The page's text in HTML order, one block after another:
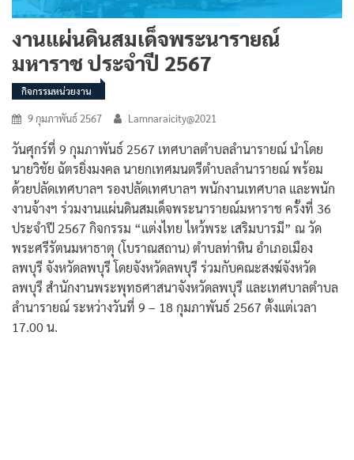
งานแผ่นดินสมเด็จพระนารายณ์
มหาราช ประจำปี 2567
กิจกรรมหน่วยงาน
9 กุมภาพันธ์ 2567 Lamnaraicity@2021
วันศุกร์ที่ 9 กุมภาพันธ์ 2567 เทศบาลตำบลลำนารายณ์ นำโดย
นายวิชัย ฉัตรยิ่งมงคล นายกเทศมนตรีตำบลลำนารายณ์ พร้อม
ด้วยปลัดเทศบาลฯ รองปลัดเทศบาลฯ พนักงานเทศบาล และพนัก
งานจ้างฯ ร่วมงานแผ่นดินสมเด็จพระนารายณ์มหาราช ครั้งที่ 36
ประจำปี 2567 กิจกรรม “แต่งไทย ไหว้พระ เสริมบารมี” ณ วัด
พระศรีรัตนมหาธาตุ (โบราณสถาน) ตำบลท่าหิน อำเภอเมือง
ลพบุรี จังหวัดลพบุรี โดยจังหวัดลพบุรี ร่วมกับคณะสงฆ์จังหวัด
ลพบุรี สำนักงานพระพุทธศาสนาจังหวัดลพบุรี และเทศบาลตำบล
ลำนารายณ์ ระหว่างวันที่ 9 – 18 กุมภาพันธ์ 2567 ตั้งแต่เวลา
17.00 น.